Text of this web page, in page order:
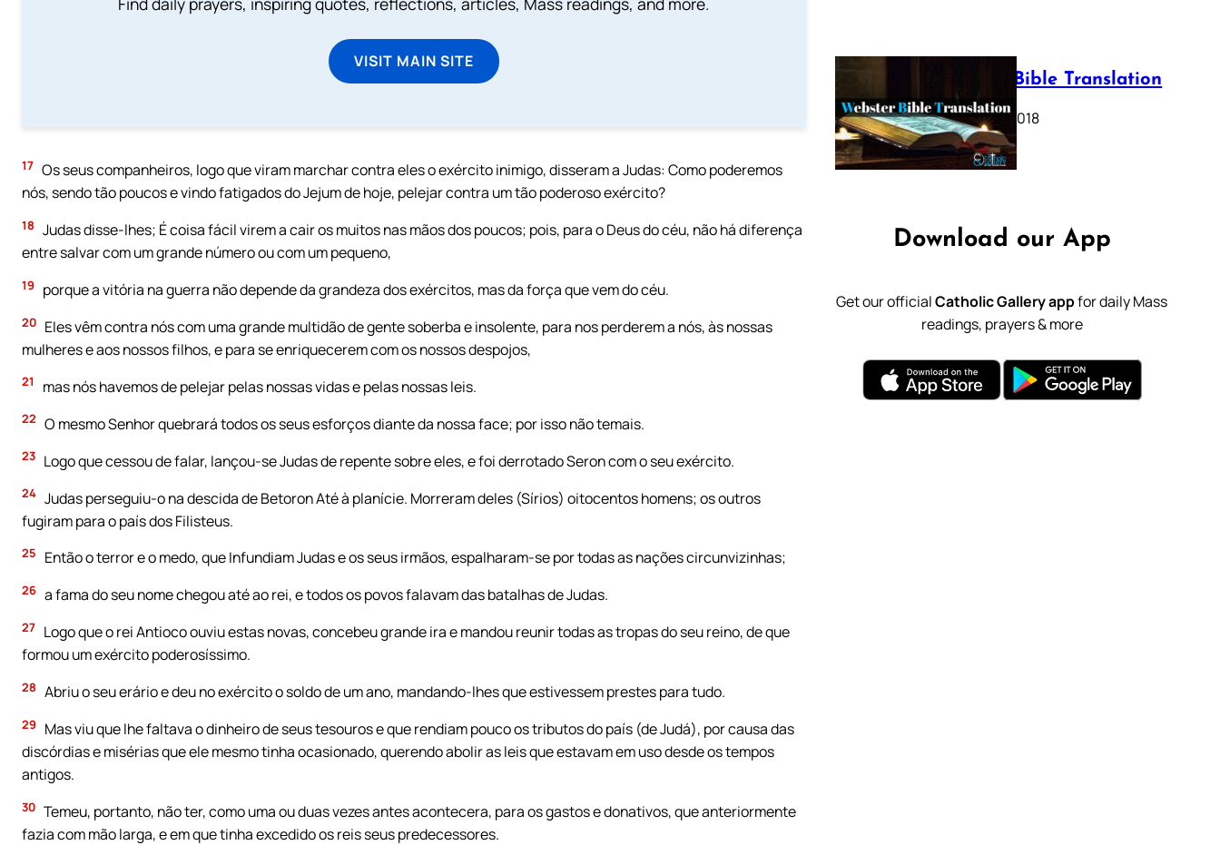
VISIT MAIN SITE
17 Os seus companheiros, logo que viram marchar contra eles o exército inimigo, disseram a Judas: Como poderemos
nós, sendo tão poucos e vindo fatigados do Jejum de hoje, pelejar contra um tão poderoso exército?
18 Judas disse-lhes; É coisa fácil virem a cair os muitos nas mãos dos poucos; pois, para o Deus do céu, não há diferença
entre salvar com um grande número ou com um pequeno,
19 porque a vitória na guerra não depende da grandeza dos exércitos, mas da força que vem do céu.
20 Eles vêm contra nós com uma grande multidão de gente soberba e insolente, para nos perderem a nós, às nossas
mulheres e aos nossos filhos, e para se enriquecerem com os nossos despojos,
21 mas nós havemos de pelejar pelas nossas vidas e pelas nossas leis.
22 O mesmo Senhor quebrará todos os seus esforços diante da nossa face; por isso não temais.
23 Logo que cessou de falar, lançou-se Judas de repente sobre eles, e foi derrotado Seron com o seu exército.
24 Judas perseguiu-o na descida de Betoron Até à planície. Morreram deles (Sírios) oitocentos homens; os outros
fugiram para o país dos Filisteus.
25 Então o terror e o medo, que Infundiam Judas e os seus irmãos, espalharam-se por todas as nações circunvizinhas;
26 a fama do seu nome chegou até ao rei, e todos os povos falavam das batalhas de Judas.
27 Logo que o rei Antioco ouviu estas novas, concebeu grande ira e mandou reunir todas as tropas do seu reino, de que
formou um exército poderosíssimo.
28 Abriu o seu erário e deu no exército o soldo de um ano, mandando-lhes que estivessem prestes para tudo.
29
Mas viu que lhe faltava o dinheiro de seus tesouros e que rendiam pouco os tributos do país (de Judá), por causa das
discórdias e misérias que ele mesmo tinha ocasionado, querendo abolir as leis que estavam em uso desde os tempos
antigos.
30 Temeu, portanto, não ter, como uma ou duas vezes antes acontecera, para os gastos e donativos, que anteriormente
fazia com mão larga, e em que tinha excedido os reis seus predecessores.
Webster Bible Translation
October 11, 2018
Download our App
Get our officialCatholic Gallery appfor daily Mass
readings, prayers & more